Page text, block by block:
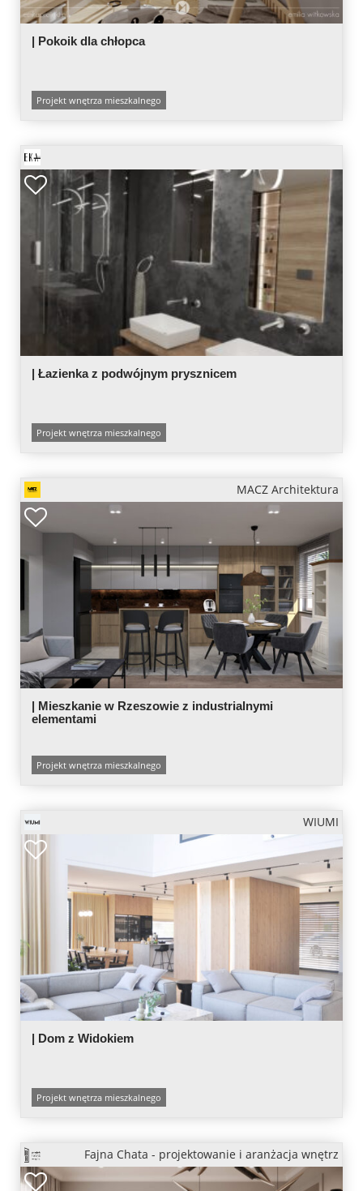
| Pokoik dla chłopca
Projekt wnętrza mieszkalnego
| Łazienka z podwójnym prysznicem
Projekt wnętrza mieszkalnego
MACZ Architektura
| Mieszkanie w Rzeszowie z industrialnymi
elementami
Projekt wnętrza mieszkalnego
WIUMI
| Dom z Widokiem
Projekt wnętrza mieszkalnego
Fajna Chata - projektowanie i aranżacja wnętrz